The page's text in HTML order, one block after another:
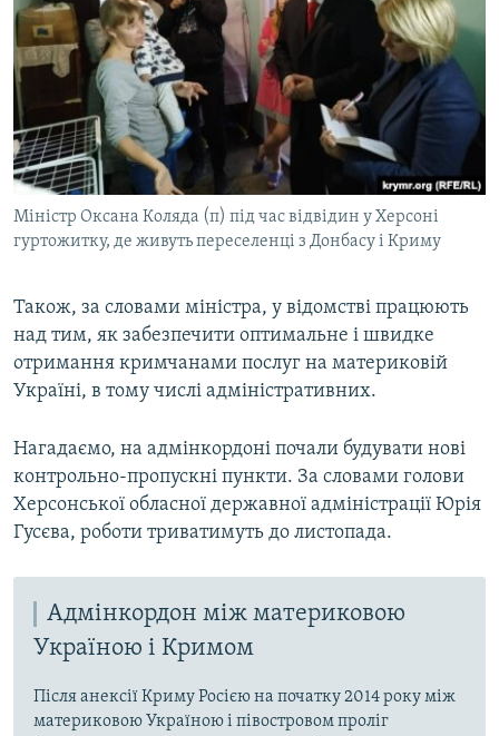
Міністр Оксана Коляда (п) під час відвідин у Херсоні
гуртожитку, де живуть переселенці з Донбасу і Криму
Також, за словами міністра, у відомстві працюють
над тим, як забезпечити оптимальне і швидке
отримання кримчанами послуг на материковій
Україні, в тому числі адміністративних.
Нагадаємо, на адмінкордоні почали будувати нові
контрольно-пропускні пункти. За словами голови
Херсонської обласної державної адміністрації Юрія
Гусєва, роботи триватимуть до листопада.
Адмінкордон між материковою
Україною і Кримом
Після анексії Криму Росією на початку 2014 року між
материковою Україною і півостровом проліг